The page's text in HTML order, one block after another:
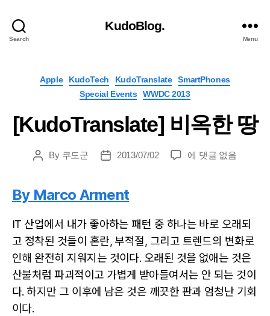
Search
KudoBlog.
Menu
Categories
Apple KudoTech KudoTranslate
SmartPhones
Special Events
WWDC 2013
[KudoTranslate] 비옥한 땅
PostBy 쿠도군
Post2013/07/02
[KudoTranslate]
에 댓글 없음
By Marco Arment
IT 산업에서 내가 좋아하는 패턴 중 하나는 바로 오래되
고 정착된 것들이 혼란, 부적절, 그리고 트렌드의 변화로
인해 완전히 지워지는 것이다. 오래된 것을 없애는 것은
산불처럼 파괴적이고 가볍게 받아들여서는 안 되는 것이
다. 하지만 그 이후에 남은 것은 깨끗한 판과 엄청난 기회
이다.